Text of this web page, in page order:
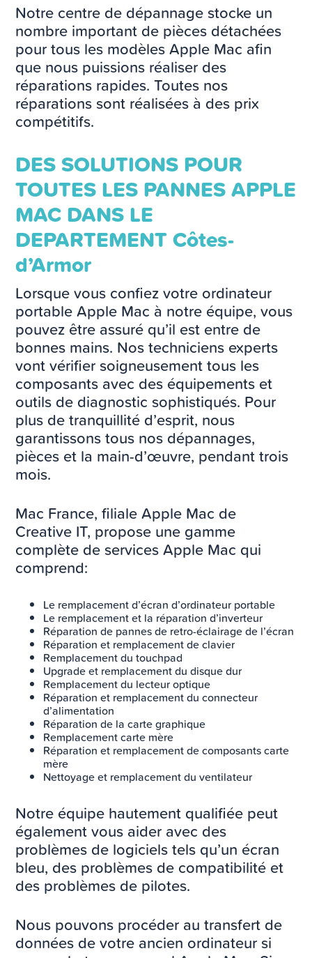
Notre centre de dépannage stocke un
nombre important de pièces détachées
pour tous les modèles Apple Mac afin
que nous puissions réaliser des
réparations rapides. Toutes nos
réparations sont réalisées à des prix
compétitifs.
DES SOLUTIONS POUR
TOUTES LES PANNES APPLE
MAC DANS LE
DEPARTEMENT Côtes-
d’Armor
Lorsque vous confiez votre ordinateur
portable Apple Mac à notre équipe, vous
pouvez être assuré qu’il est entre de
bonnes mains. Nos techniciens experts
vont vérifier soigneusement tous les
composants avec des équipements et
outils de diagnostic sophistiqués. Pour
plus de tranquillité d’esprit, nous
garantissons tous nos dépannages,
pièces et la main-d’œuvre, pendant trois
mois.
Mac France, filiale Apple Mac de
Creative IT, propose une gamme
complète de services Apple Mac qui
comprend:
Le remplacement d’écran d’ordinateur portable
Le remplacement et la réparation d’inverteur
Réparation de pannes de retro-éclairage de l’écran
Réparation et remplacement de clavier
Remplacement du touchpad
Upgrade et remplacement du disque dur
Remplacement du lecteur optique
Réparation et remplacement du connecteur
d’alimentation
Réparation de la carte graphique
Remplacement carte mère
Réparation et remplacement de composants carte
mère
Nettoyage et remplacement du ventilateur
Notre équipe hautement qualifiée peut
également vous aider avec des
problèmes de logiciels tels qu’un écran
bleu, des problèmes de compatibilité et
des problèmes de pilotes.
Nous pouvons procéder au transfert de
données de votre ancien ordinateur si